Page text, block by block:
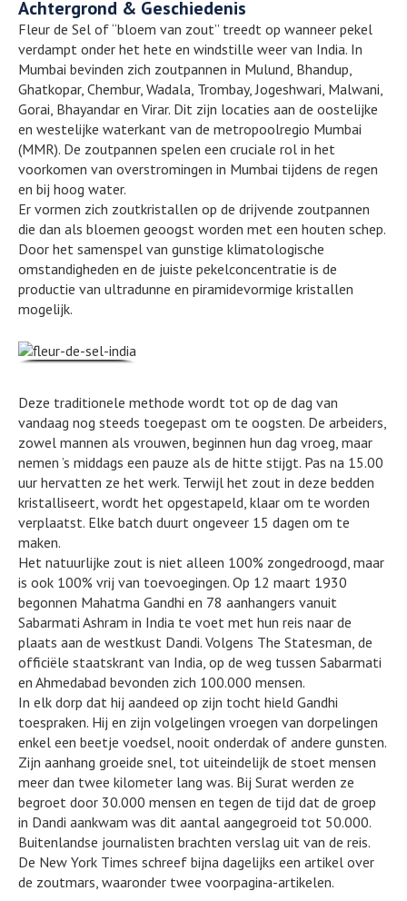
Achtergrond & Geschiedenis
Fleur de Sel of “bloem van zout” treedt op wanneer pekel
verdampt onder het hete en windstille weer van India. In
Mumbai bevinden zich zoutpannen in Mulund, Bhandup,
Ghatkopar, Chembur, Wadala, Trombay, Jogeshwari, Malwani,
Gorai, Bhayandar en Virar. Dit zijn locaties aan de oostelijke
en westelijke waterkant van de metropoolregio Mumbai
(MMR). De zoutpannen spelen een cruciale rol in het
voorkomen van overstromingen in Mumbai tijdens de regen
en bij hoog water.
Er vormen zich zoutkristallen op de drijvende zoutpannen
die dan als bloemen geoogst worden met een houten schep.
Door het samenspel van gunstige klimatologische
omstandigheden en de juiste pekelconcentratie is de
productie van ultradunne en piramidevormige kristallen
mogelijk.
Deze traditionele methode wordt tot op de dag van
vandaag nog steeds toegepast om te oogsten. De arbeiders,
zowel mannen als vrouwen, beginnen hun dag vroeg, maar
nemen ’s middags een pauze als de hitte stijgt. Pas na 15.00
uur hervatten ze het werk. Terwijl het zout in deze bedden
kristalliseert, wordt het opgestapeld, klaar om te worden
verplaatst. Elke batch duurt ongeveer 15 dagen om te
maken.
Het natuurlijke zout is niet alleen 100% zongedroogd, maar
is ook 100% vrij van toevoegingen. Op 12 maart 1930
begonnen Mahatma Gandhi en 78 aanhangers vanuit
Sabarmati Ashram in India te voet met hun reis naar de
plaats aan de westkust Dandi. Volgens The Statesman, de
officiële staatskrant van India, op de weg tussen Sabarmati
en Ahmedabad bevonden zich 100.000 mensen.
In elk dorp dat hij aandeed op zijn tocht hield Gandhi
toespraken. Hij en zijn volgelingen vroegen van dorpelingen
enkel een beetje voedsel, nooit onderdak of andere gunsten.
Zijn aanhang groeide snel, tot uiteindelijk de stoet mensen
meer dan twee kilometer lang was. Bij Surat werden ze
begroet door 30.000 mensen en tegen de tijd dat de groep
in Dandi aankwam was dit aantal aangegroeid tot 50.000.
Buitenlandse journalisten brachten verslag uit van de reis.
De New York Times schreef bijna dagelijks een artikel over
de zoutmars, waaronder twee voorpagina-artikelen.